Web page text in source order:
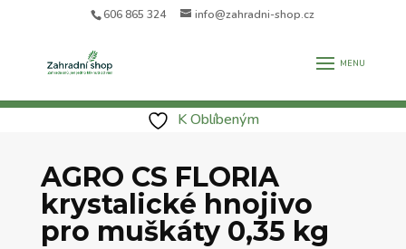
606 865 324 info@zahradni-shop.cz
K Oblíbeným
AGRO CS FLORIA
krystalické hnojivo
pro muškáty 0,35 kg